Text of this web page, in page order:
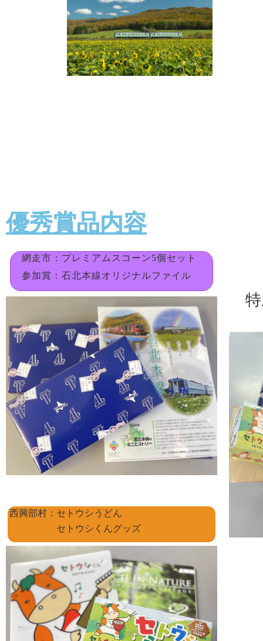
優秀賞品内容
網走市：プレミアムスコーン5個セット
参加賞：石北本線オリジナルファイル
西興部村：セトウシうどん
セトウシくんグッズ